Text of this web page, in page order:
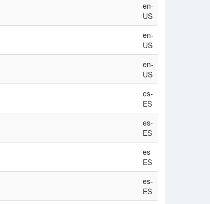
en-
US
en-
US
en-
US
es-
ES
es-
ES
es-
ES
es-
ES